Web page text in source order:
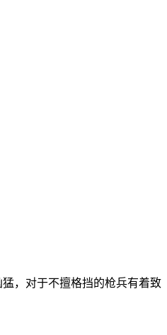
，对于不擅格挡的枪兵有着致